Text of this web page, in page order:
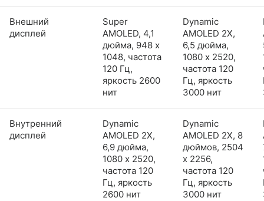
Внешний
дисплей
Super
AMOLED, 4,1
дюйма, 948 x
1048, частота
120 Гц,
яркость 2600
нит
Dynamic
AMOLED 2X,
6,5 дюйма,
1080 x 2520,
частота 120
Гц, яркость
3000 нит
Внутренний
дисплей
Dynamic
AMOLED 2X,
6,9 дюйма,
1080 x 2520,
частота 120
Гц, яркость
2600 нит
Dynamic
AMOLED 2X, 8
дюймов, 2504
x 2256,
частота 120
Гц, яркость
3000 нит